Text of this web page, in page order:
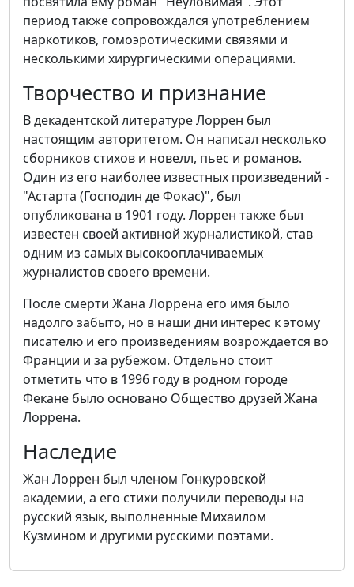
период также сопровождался употреблением
наркотиков, гомоэротическими связями и
несколькими хирургическими операциями.
Творчество и признание
В декадентской литературе Лоррен был
настоящим авторитетом. Он написал несколько
сборников стихов и новелл, пьес и романов.
Один из его наиболее известных произведений -
"Астарта (Господин де Фокас)", был
опубликована в 1901 году. Лоррен также был
известен своей активной журналистикой, став
одним из самых высокооплачиваемых
журналистов своего времени.
После смерти Жана Лоррена его имя было
надолго забыто, но в наши дни интерес к этому
писателю и его произведениям возрождается во
Франции и за рубежом. Отдельно стоит
отметить что в 1996 году в родном городе
Фекане было основано Общество друзей Жана
Лоррена.
Наследие
Жан Лоррен был членом Гонкуровской
академии, а его стихи получили переводы на
русский язык, выполненные Михаилом
Кузмином и другими русскими поэтами.